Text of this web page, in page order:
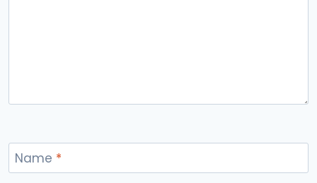
Name *